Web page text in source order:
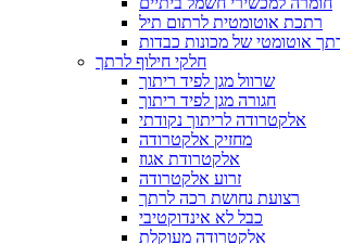
רתכת אוטומטית לרתום תיל
אוטומטי של מכונות כבדות
חלקי חילוף לרתך
שרוול מגן לפיד ריתוך
חגורה מגן לפיד ריתוך
אלקטרודה לריתוך נקודתי
מחזיק אלקטרודה
אלקטרודת אגוז
זרוע אלקטרודה
רצועת נחושת רכה לרתך
כבל לא אינדוקטיבי
אלקטרודה מעוקלת